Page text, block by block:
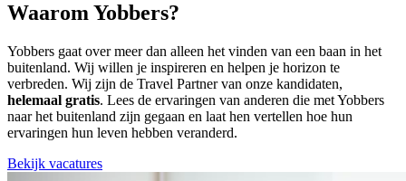
Waarom Yobbers?
Yobbers gaat over meer dan alleen het vinden van een baan in het
buitenland. Wij willen je inspireren en helpen je horizon te
verbreden. Wij zijn de Travel Partner van onze kandidaten,
helemaal gratis. Lees de ervaringen van anderen die met Yobbers
naar het buitenland zijn gegaan en laat hen vertellen hoe hun
ervaringen hun leven hebben veranderd.
Bekijk vacatures